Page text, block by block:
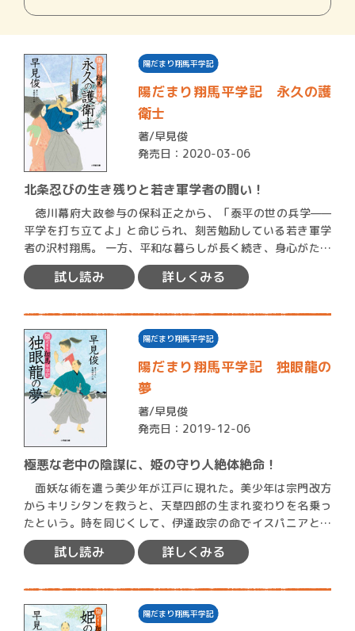
陽だまり翔馬平学記
陽だまり翔馬平学記 永久の護
衛士
著/早見俊
発売日：2020-03-06
北条忍びの生き残りと若き軍学者の闘い！
徳川幕府大政参与の保科正之から、「泰平の世の兵学——
平学を打ち立てよ」と命じられ、刻苦勉励している若き軍学
者の沢村翔馬。 一方、平和な暮らしが長く続き、身心がたる
み切…
試し読み 詳しくみる
陽だまり翔馬平学記
陽だまり翔馬平学記 独眼龍の
夢
著/早見俊
発売日：2019-12-06
極悪な老中の陰謀に、姫の守り人絶体絶命！
面妖な術を遣う美少年が江戸に現れた。美少年は宗門改方
からキリシタンを救うと、天草四郎の生まれ変わりを名乗っ
たという。時を同じくして、伊達政宗の命でイスパニアとロ
ーマに派…
試し読み 詳しくみる
陽だまり翔馬平学記